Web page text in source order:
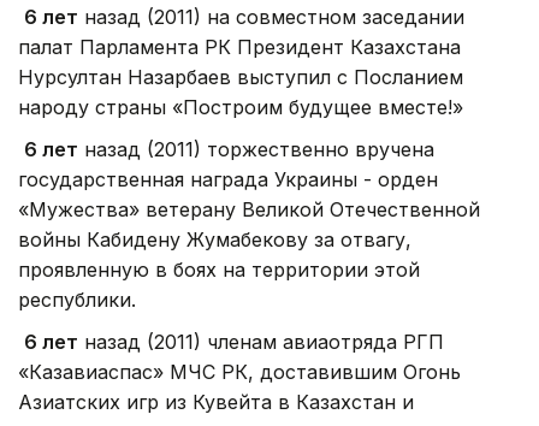
6 лет назад (2011) на совместном заседании
палат Парламента РК Президент Казахстана
Нурсултан Назарбаев выступил с Посланием
народу страны «Построим будущее вместе!»
6 лет назад (2011) торжественно вручена
государственная награда Украины - орден
«Мужества» ветерану Великой Отечественной
войны Кабидену Жумабекову за отвагу,
проявленную в боях на территории этой
республики.
6 лет назад (2011) членам авиаотряда РГП
«Казавиаспас» МЧС РК, доставившим Огонь
Азиатских игр из Кувейта в Казахстан и